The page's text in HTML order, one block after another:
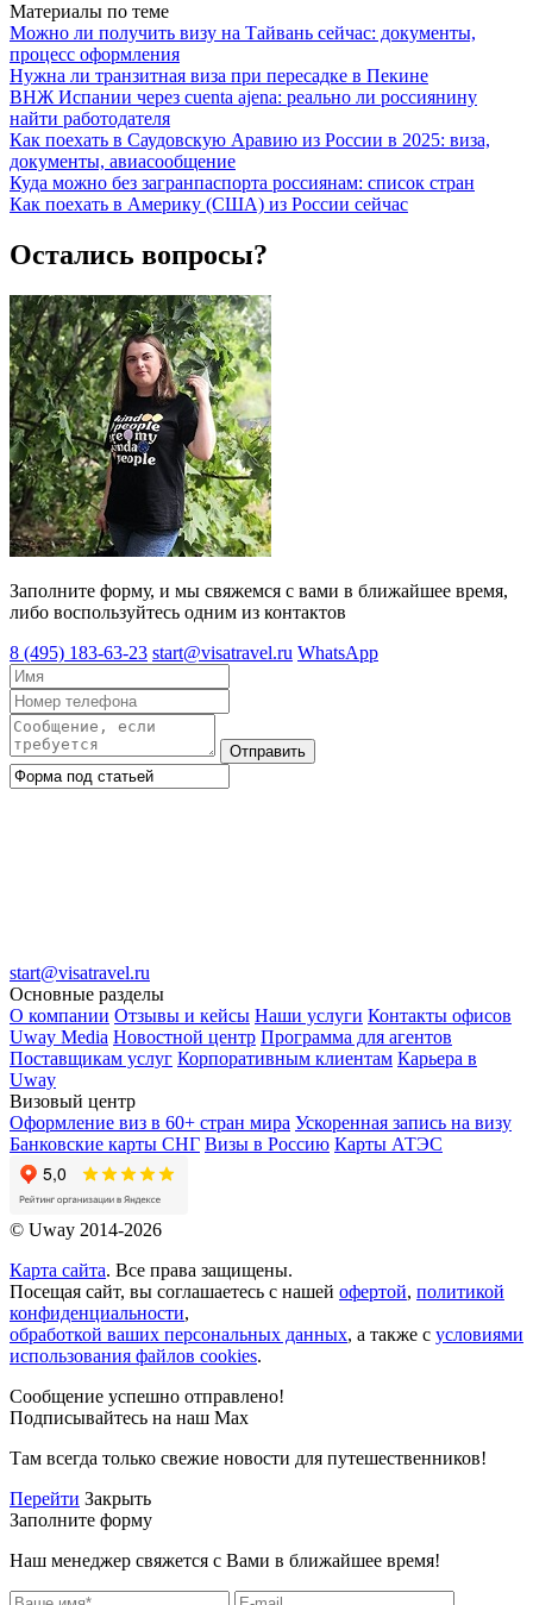
Материалы по теме
Можно ли получить визу на Тайвань сейчас: документы,
процесс оформления
Нужна ли транзитная виза при пересадке в Пекине
ВНЖ Испании через cuenta ajena: реально ли россиянину
найти работодателя
Как поехать в Саудовскую Аравию из России в 2025: виза,
документы, авиасообщение
Куда можно без загранпаспорта россиянам: список стран
Как поехать в Америку (США) из России сейчас
Остались вопросы?
Заполните форму, и мы свяжемся с вами в ближайшее время,
либо воспользуйтесь одним из контактов
8 (495) 183-63-23 start@visatravel.ru WhatsApp
Отправить
start@visatravel.ru
Основные разделы
О компании Отзывы и кейсы Наши услуги Контакты офисов
Uway Media Новостной центр Программа для агентов
Поставщикам услуг Корпоративным клиентам Карьера в
Uway
Визовый центр
Оформление виз в 60+ стран мира Ускоренная запись на визу
Банковские карты СНГ Визы в Россию Карты АТЭС
© Uway 2014-2026
Карта сайта. Все права защищены.
Посещая сайт, вы соглашаетесь с нашей офертой, политикой
конфиденциальности,
обработкой ваших персональных данных, а также с условиями
использования файлов cookies.
Сообщение успешно отправлено!
Подписывайтесь на наш Max
Там всегда только свежие новости для путешественников!
Перейти Закрыть
Заполните форму
Наш менеджер свяжется с Вами в ближайшее время!